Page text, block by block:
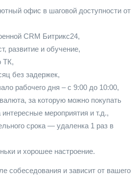
офис в шаговой доступности от
CRM Битрикс24,
развитие и обучение,
ТК,
без задержек,
рабочего дня – с 9:00 до 10:00,
за которую можно покупать
мероприятия и т.д.,
срока — удаленка 1 раз в
и хорошее настроение.
собеседования и зависит от вашего